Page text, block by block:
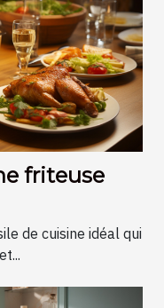
friteuse
de cuisine idéal qui